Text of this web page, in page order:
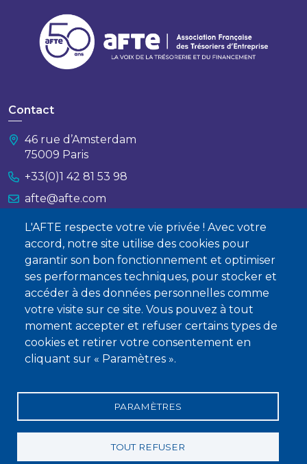
L'AFTE respecte votre vie privée ! Avec votre
accord, notre site utilise des cookies pour
garantir son bon fonctionnement et optimiser
ses performances techniques, pour stocker et
accéder à des données personnelles comme
votre visite sur ce site. Vous pouvez à tout
moment accepter et refuser certains types de
cookies et retirer votre consentement en
cliquant sur « Paramètres ».
PARAMÈTRES
TOUT REFUSER
Contact
46 rue d’Amsterdam
75009 Paris
+33(0)1 42 81 53 98
afte@afte.com
Nous contacter
À propos
Qui sommes-nous ?
Devenir membre
Mentions légales
Conditions générales de vente